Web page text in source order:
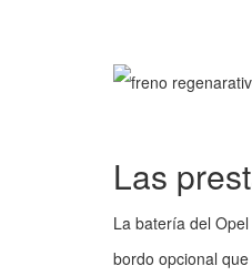
Las
La batería del
bordo opcional